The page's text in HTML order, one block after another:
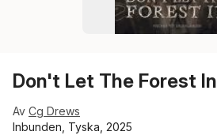
Don't Let The Forest In
Av Cg Drews
Inbunden, Tyska, 2025